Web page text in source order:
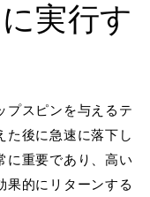
実行す
プスピンを与えるテ
た後に急速に落下し
に重要であり、高い
果的にリターンする